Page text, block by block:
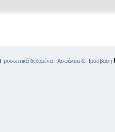
Προσωπικά δεδομένα | Ασφάλεια & Πρόσβαση